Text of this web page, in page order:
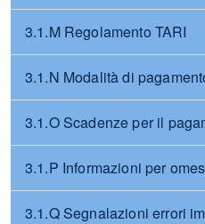
3.1.M Regolamento TARI
3.1.N Modalità di
3.1.O Scadenze per il
3.1.P Informazioni per
3.1.Q Segnalazioni errori